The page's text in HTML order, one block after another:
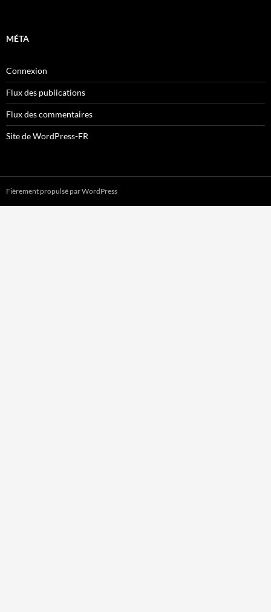
MÉTA
Connexion
Flux des publications
Flux des commentaires
Site de WordPress-FR
Fièrement propulsé par WordPress